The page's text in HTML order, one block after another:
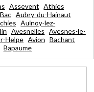
Assevent Athies
Aubry-du-Hainaut
Aulnoy-lez-
Avesnelles Avesnes-le-
Helpe Avion Bachant
Bapaume